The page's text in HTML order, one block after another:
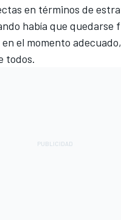
en términos de
había que quedarse
el momento
todos.